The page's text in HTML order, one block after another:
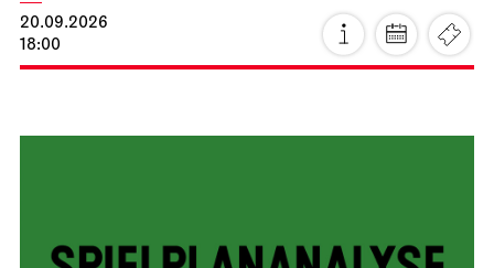
20.09.2026
18:00